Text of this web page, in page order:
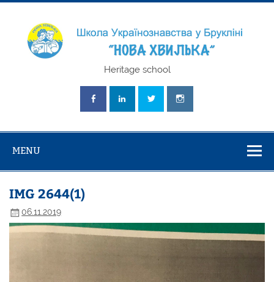
Skip
"Нова
Heritage school
MENU
IMG 2644(1)
06.11.2019